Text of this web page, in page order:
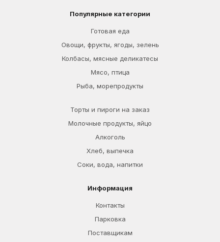
Популярные категории
Готовая еда
Овощи, фрукты, ягоды, зелень
Колбасы, мясные деликатесы
Мясо, птица
Рыба, морепродукты
Торты и пироги на заказ
Молочные продукты, яйцо
Алкоголь
Хлеб, выпечка
Соки, вода, напитки
Информация
Контакты
Парковка
Поставщикам